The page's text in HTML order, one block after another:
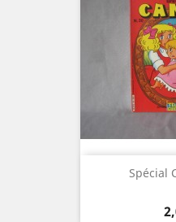
Spécial